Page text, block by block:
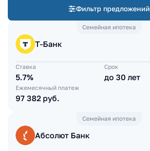
Фильтр предложений
Семейная ипотека
Т-Банк
Ставка
5.7%
Срок
до 30 лет
Ежемесячный платеж
97 382 руб.
Семейная ипотека
Абсолют Банк